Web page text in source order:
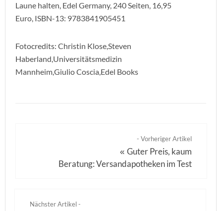
Laune halten, Edel Germany, 240 Seiten, 16,95
Euro, ISBN-13: 9783841905451
Fotocredits: Christin Klose,Steven
Haberland,Universitätsmedizin
Mannheim,Giulio Coscia,Edel Books
- Vorheriger Artikel
«Guter Preis, kaum
Beratung: Versandapotheken im Test
Nächster Artikel -